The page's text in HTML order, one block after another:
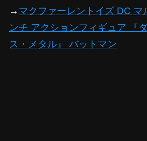
→ マクファーレントイズ DC マ
ンチ アクションフィギュア 『
ス・メタル』 バットマン